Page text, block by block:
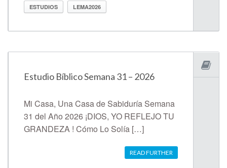
ESTUDIOS LEMA2026
Estudio Bíblico Semana 31 – 2026
Mi Casa, Una Casa de Sabiduría Semana
31 del Año 2026 ¡DIOS, YO REFLEJO TU
GRANDEZA ! Cómo Lo Solía […]
READ FURTHER